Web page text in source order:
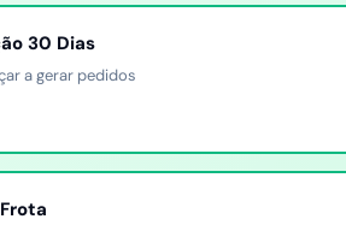
30 Dias
a gerar pedidos